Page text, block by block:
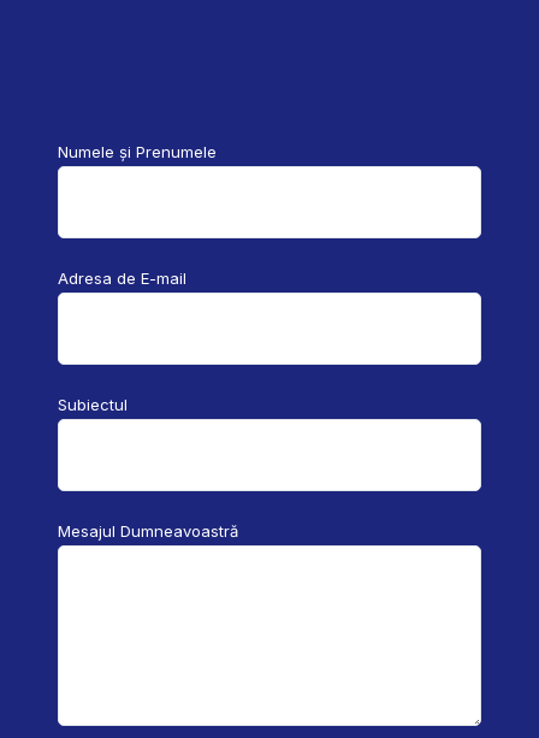
Numele și Prenumele
Adresa de E-mail
Subiectul
Mesajul Dumneavoastră